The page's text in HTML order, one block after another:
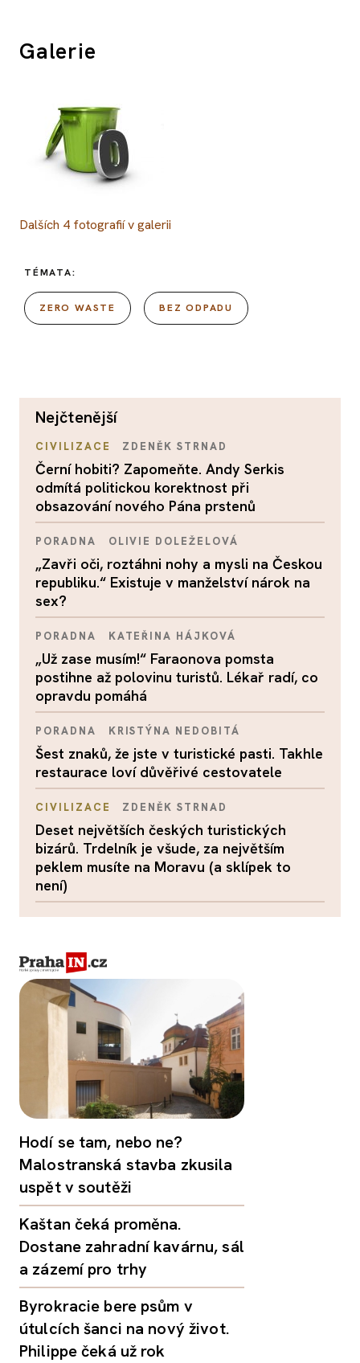
Galerie
Dalších 4 fotografií v galerii
TÉMATA:
ZERO WASTE BEZ ODPADU
nejčtenější
CIVILIZACE ZDENĚK STRNAD
Černí hobiti? Zapomeňte. Andy Serkis
odmítá politickou korektnost při
obsazování nového Pána prstenů
PORADNA OLIVIE DOLEŽELOVÁ
„Zavři oči, roztáhni nohy a mysli na Českou
republiku.“ Existuje v manželství nárok na
sex?
PORADNA KATEŘINA HÁJKOVÁ
„Už zase musím!“ Faraonova pomsta
postihne až polovinu turistů. Lékař radí, co
opravdu pomáhá
PORADNA KRISTÝNA NEDOBITÁ
Šest znaků, že jste v turistické pasti. Takhle
restaurace loví důvěřivé cestovatele
CIVILIZACE ZDENĚK STRNAD
Deset největších českých turistických
bizárů. Trdelník je všude, za největším
peklem musíte na Moravu (a sklípek to
není)
Hodí se tam, nebo ne?
Malostranská stavba zkusila
uspět v soutěži
Kaštan čeká proměna.
Dostane zahradní kavárnu, sál
a zázemí pro trhy
Byrokracie bere psům v
útulcích šanci na nový život.
Philippe čeká už rok